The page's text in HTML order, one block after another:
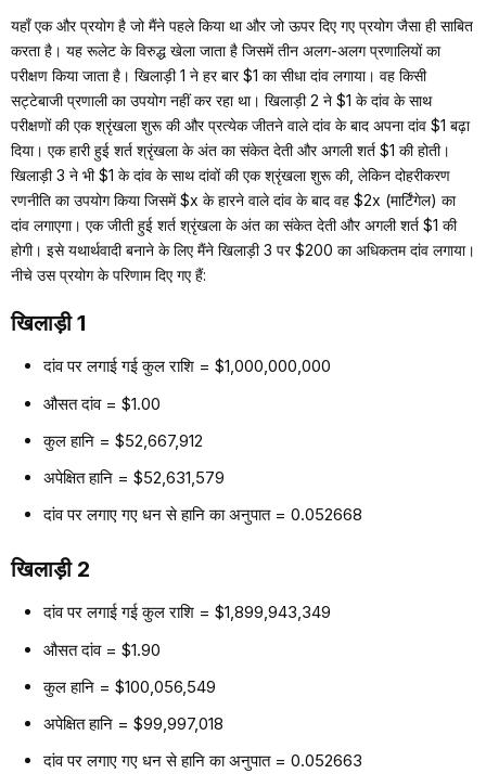
यहाँ एक और प्रयोग है जो मैंने पहले किया था और जो ऊपर दिए गए प्रयोग जैसा ही साबित
करता है। यह रूलेट के विरुद्ध खेला जाता है जिसमें तीन अलग-अलग प्रणालियों का
परीक्षण किया जाता है। खिलाड़ी 1 ने हर बार $1 का सीधा दांव लगाया। वह किसी
सट्टेबाजी प्रणाली का उपयोग नहीं कर रहा था। खिलाड़ी 2 ने $1 के दांव के साथ
परीक्षणों की एक श्रृंखला शुरू की और प्रत्येक जीतने वाले दांव के बाद अपना दांव $1 बढ़ा
दिया। एक हारी हुई शर्त श्रृंखला के अंत का संकेत देती और अगली शर्त $1 की होती।
खिलाड़ी 3 ने भी $1 के दांव के साथ दांवों की एक श्रृंखला शुरू की, लेकिन दोहरीकरण
रणनीति का उपयोग किया जिसमें $x के हारने वाले दांव के बाद वह $2x (मार्टिंगेल) का
दांव लगाएगा। एक जीती हुई शर्त श्रृंखला के अंत का संकेत देती और अगली शर्त $1 की
होगी। इसे यथार्थवादी बनाने के लिए मैंने खिलाड़ी 3 पर $200 का अधिकतम दांव लगाया।
नीचे उस प्रयोग के परिणाम दिए गए हैं:
खिलाड़ी 1
दांव पर लगाई गई कुल राशि = $1,000,000,000
औसत दांव = $1.00
कुल हानि = $52,667,912
अपेक्षित हानि = $52,631,579
दांव पर लगाए गए धन से हानि का अनुपात = 0.052668
खिलाड़ी 2
दांव पर लगाई गई कुल राशि = $1,899,943,349
औसत दांव = $1.90
कुल हानि = $100,056,549
अपेक्षित हानि = $99,997,018
दांव पर लगाए गए धन से हानि का अनुपात = 0.052663